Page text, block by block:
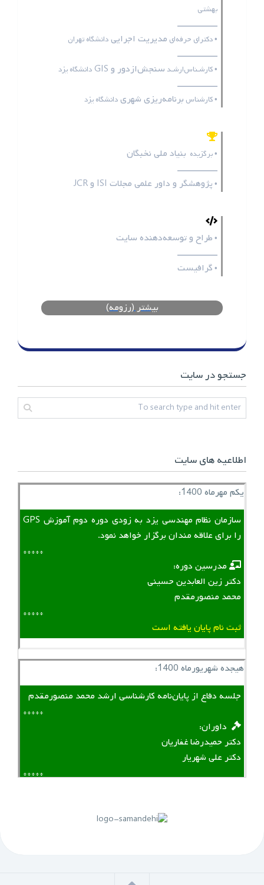
بهشتی
ـــــــــــــــــ
• دکترای حرفه‌ای مدیریت اجرایی دانشگاه تهران
ـــــــــــــــــ
• کارشـناس‌ارشـد سنجش‌ازدور و GIS دانشگاه یزد
ـــــــــــــــــ
• کارشناس برنامه‌ریزی شهری دانشگاه یزد
• برگزیده بنیاد ملی نخبگان
ـــــــــــــــــ
• پژوهشگر و داور علمی مجلات ISI وJCR
• طراح و توسعه‌دهنده سایت
ـــــــــــــــــ
• گرافیست
بیشتر (رزومه)
جستجو در سایت
اطلاعیه های سایت
یکم مهرماه 1400:
سازمان نظام مهندسی یزد به زودی دوره دوم آموزش GPS
را برای علاقه مندان برگزار خواهد نمود.
*****
‌ ‌ مدرسین دوره:
دکتر زین العابدین حسینی
محمد منصورمقدم
*****
ثبت نام پایان یافته است
هیجده شهریورماه 1400:
جلسه دفاع از پایان‌نامه کارشناسی ارشد محمد منصورمقدم
*****
‌ ‌ داوران:
دکتر حمیدرضا غفاریان
دکتر علی شهریار
*****